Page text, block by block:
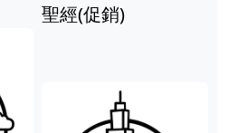
聖經(促銷)